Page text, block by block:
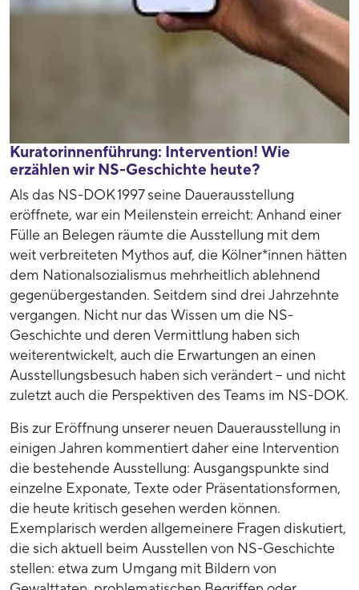
Kuratorinnenführung: Intervention! Wie
erzählen wir NS-Geschichte heute?
Als das NS-DOK 1997 seine Dauerausstellung
eröffnete, war ein Meilenstein erreicht: Anhand einer
Fülle an Belegen räumte die Ausstellung mit dem
weit verbreiteten Mythos auf, die Kölner*innen hätten
dem Nationalsozialismus mehrheitlich ablehnend
gegenübergestanden. Seitdem sind drei Jahrzehnte
vergangen. Nicht nur das Wissen um die NS-
Geschichte und deren Vermittlung haben sich
weiterentwickelt, auch die Erwartungen an einen
Ausstellungsbesuch haben sich verändert – und nicht
zuletzt auch die Perspektiven des Teams im NS-DOK.
Bis zur Eröffnung unserer neuen Dauerausstellung in
einigen Jahren kommentiert daher eine Intervention
die bestehende Ausstellung: Ausgangspunkte sind
einzelne Exponate, Texte oder Präsentationsformen,
die heute kritisch gesehen werden können.
Exemplarisch werden allgemeinere Fragen diskutiert,
die sich aktuell beim Ausstellen von NS-Geschichte
stellen: etwa zum Umgang mit Bildern von